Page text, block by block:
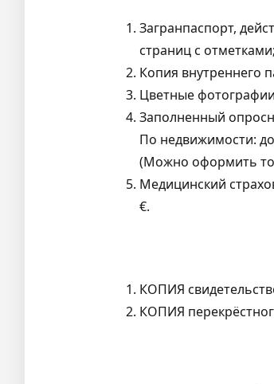
Загранпаспорт,
страниц с отметками;
Копия внутреннего
Цветные
Заполненный
По недвижимости:
(Можно оформить
Медицинский
€.
КОПИЯ
КОПИЯ